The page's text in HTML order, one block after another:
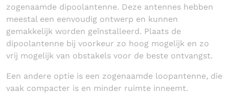
zogenaamde dipoolantenne. Deze antennes hebben
meestal een eenvoudig ontwerp en kunnen
gemakkelijk worden geïnstalleerd. Plaats de
dipoolantenne bij voorkeur zo hoog mogelijk en zo
vrij mogelijk van obstakels voor de beste ontvangst.
Een andere optie is een zogenaamde loopantenne, die
vaak compacter is en minder ruimte inneemt.